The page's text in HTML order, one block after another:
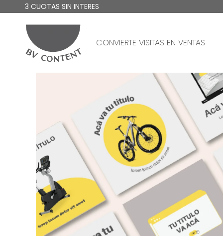
3 CUOTAS SIN INTERES
CONVIERTE VISITAS EN VENTAS